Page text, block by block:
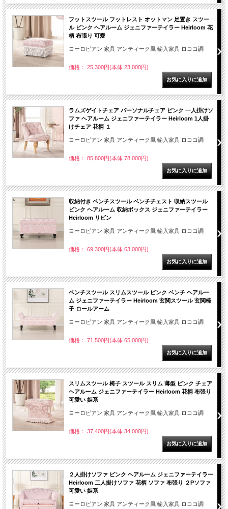
フットスツール フットレスト オットマン 足置き スツー
ル ピンク ヘアルーム ジェニファーテイラー Heirloom 花
柄 布張り 可愛
ヨーロピアン 家具 アンティーク風 輸入家具 ロココ調
価格： 25,300円(本体 23,000円)
ラムズゲイトチェア パーソナルチェア ピンク 一人掛けソ
ファ ヘアルーム ジェニファーテイラー Heirloom 1人掛
けチェア 花柄 １
ヨーロピアン 家具 アンティーク風 輸入家具 ロココ調
価格： 85,800円(本体 78,000円)
収納付き ベンチスツール ベンチチェスト 収納スツール
ピンク ヘアルーム 収納ボックス ジェニファーテイラー
Heirloom リビン
ヨーロピアン 家具 アンティーク風 輸入家具 ロココ調
価格： 69,300円(本体 63,000円)
ベンチスツール スリムスツール ピンク ベンチ ヘアルー
ム ジェニファーテイラー Heirloom 玄関スツール 玄関椅
子 ロールアーム
ヨーロピアン 家具 アンティーク風 輸入家具 ロココ調
価格： 71,500円(本体 65,000円)
スリムスツール 椅子 スツール スリム 薄型 ピンク チェア
ヘアルーム ジェニファーテイラー Heirloom 花柄 布張り
可愛い 姫系
ヨーロピアン 家具 アンティーク風 輸入家具 ロココ調
価格： 37,400円(本体 34,000円)
２人掛けソファ ピンク ヘアルーム ジェニファーテイラー
Heirloom 二人掛けソファ 花柄 ソファ 布張り ２Pソファ
可愛い 姫系
ヨーロピアン 家具 アンティーク風 輸入家具 ロココ調